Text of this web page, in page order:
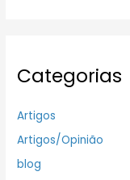
Categorias
Artigos
Artigos/Opinião
blog